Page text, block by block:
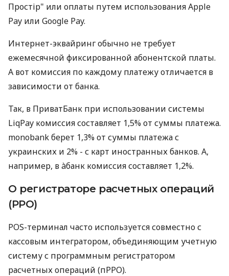
Простір" или оплаты путем использования Apple
Pay или Google Pay.
Интернет-эквайринг обычно не требует
ежемесячной фиксированной абонентской платы.
А вот комиссия по каждому платежу отличается в
зависимости от банка.
Так, в ПриватБанк при использовании системы
LiqPay комиссия составляет 1,5% от суммы платежа.
monobank берет 1,3% от суммы платежа с
украинских и 2% - с карт иностранных банков. А,
например, в àбанк комиссия составляет 1,2%.
О регистраторе расчетных операций
(РРО)
POS-терминал часто используется совместно с
кассовым интегратором, объединяющим учетную
систему с программным регистратором
расчетных операций (пРРО).